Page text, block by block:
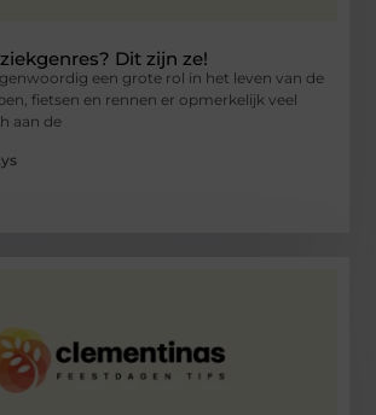
Dit zijn ze!
een grote rol in het leven van de
fietsen en rennen er opmerkelijk veel
aan de